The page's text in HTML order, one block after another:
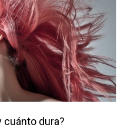
cuánto dura?